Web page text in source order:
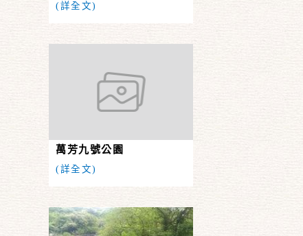
(詳全文)
萬芳九號公園
(詳全文)